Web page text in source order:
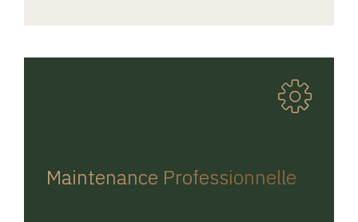
Maintenance Professionnelle